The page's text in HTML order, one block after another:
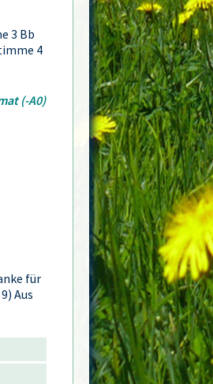
3 Bb
4
(-A0)
für
Aus